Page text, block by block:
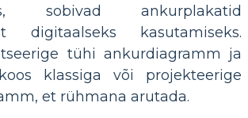
sobivad ankurplakatid
digitaalseks kasutamiseks.
tühi ankurdiagramm ja
klassiga või projekteerige
et rühmana arutada.